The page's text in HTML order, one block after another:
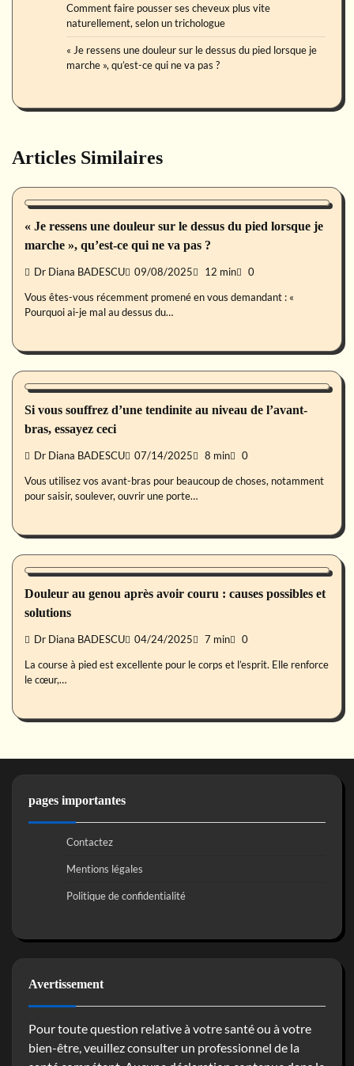
Comment faire pousser ses cheveux plus vite
naturellement, selon un trichologue
« Je ressens une douleur sur le dessus du pied lorsque je
marche », qu’est-ce qui ne va pas ?
Articles Similaires
Forme
« Je ressens une douleur sur le dessus du pied lorsque je
marche », qu’est-ce qui ne va pas ?
Dr Diana BADESCU 09/08/2025 12 min 0
Vous êtes-vous récemment promené en vous demandant : «
Pourquoi ai-je mal au dessus du…
Forme
Si vous souffrez d’une tendinite au niveau de l’avant-
bras, essayez ceci
Dr Diana BADESCU 07/14/2025 8 min 0
Vous utilisez vos avant-bras pour beaucoup de choses, notamment
pour saisir, soulever, ouvrir une porte…
Forme
Douleur au genou après avoir couru : causes possibles et
solutions
Dr Diana BADESCU 04/24/2025 7 min 0
La course à pied est excellente pour le corps et l’esprit. Elle renforce
le cœur,…
pages importantes
Contactez
Mentions légales
Politique de confidentialité
Avertissement
Pour toute question relative à votre santé ou à votre
bien-être, veuillez consulter un professionnel de la